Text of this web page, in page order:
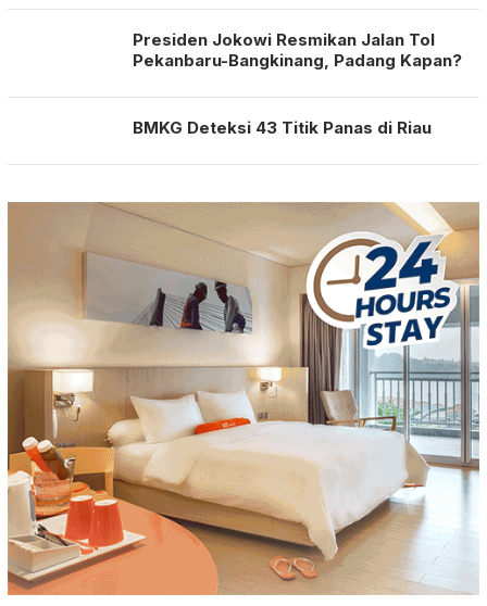
Presiden Jokowi Resmikan Jalan Tol
Pekanbaru-Bangkinang, Padang Kapan?
BMKG Deteksi 43 Titik Panas di Riau